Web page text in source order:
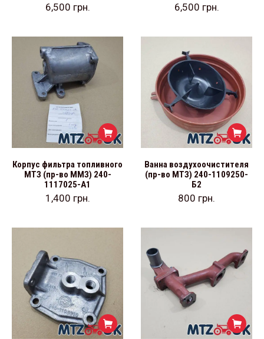
6,500 грн. 6,500 грн.
Корпус фильтра топливного
МТЗ (пр-во ММЗ) 240-
1117025-А1
1,400 грн.
Ванна воздухоочистителя
(пр-во МТЗ) 240-1109250-
Б2
800 грн.